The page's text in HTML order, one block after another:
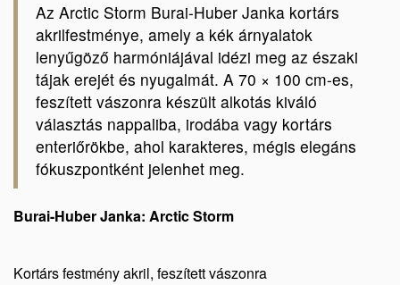
Az Arctic Storm Burai-Huber Janka kortárs
akrilfestménye, amely a kék árnyalatok
lenyűgöző harmóniájával idézi meg az északi
tájak erejét és nyugalmát. A 70 × 100 cm-es,
feszített vászonra készült alkotás kiváló
választás nappaliba, irodába vagy kortárs
enteriőrökbe, ahol karakteres, mégis elegáns
fókuszpontként jelenhet meg.
Burai-Huber Janka: Arctic Storm
Kortárs festmény akril, feszített vászonra